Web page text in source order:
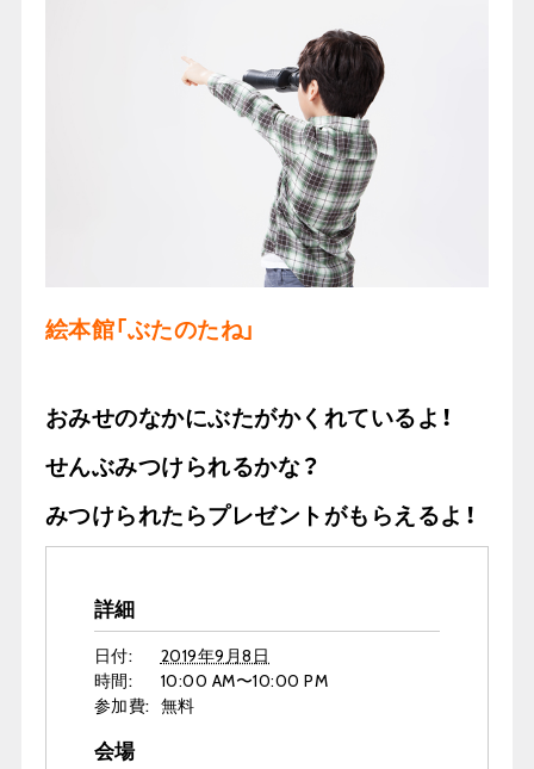
絵本館「ぶたのたね」
おみせのなかにぶたがかくれているよ！
せんぶみつけられるかな？
みつけられたらプレゼントがもらえるよ！
詳細
日付:
2019年9月8日
時間:
10:00 AM〜10:00 PM
参加費: 無料
会場